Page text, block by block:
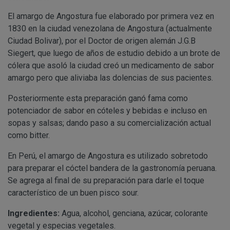
El amargo de Angostura fue elaborado por primera vez en
1830 en la ciudad venezolana de Angostura (actualmente
Ciudad Bolivar), por el Doctor de origen alemán J.G.B
Siegert, que luego de años de estudio debido a un brote de
cólera que asoló la ciudad creó un medicamento de sabor
amargo pero que aliviaba las dolencias de sus pacientes.
Posteriormente esta preparación ganó fama como
potenciador de sabor en cóteles y bebidas e incluso en
sopas y salsas; dando paso a su comercialización actual
como bitter.
En Perú, el amargo de Angostura es utilizado sobretodo
para preparar el cóctel bandera de la gastronomía peruana.
Se agrega al final de su preparación para darle el toque
característico de un buen pisco sour.
Ingredientes: Agua, alcohol, genciana, azúcar, colorante
vegetal y especias vegetales.
COMUNICACIONES
Tfno: 977 270399 - HORARIOS: Lunes - Viernes:
Sábado: Mañana 10,00 a 14,00h. Tarde 17,00 a
Email: info@perustocks.es.
encuentra la tienda presencial..
adicional:
final de este documento.
Información adicional ¿Quién
detallamos a continuación:
Tfno: 977 270399 - HORARIOS: Lunes -
Sábado: Mañana 10,00 a 14,00h. Tarde 17,00 a
Email: info@perustocks.es.
Dirección postal: Carrer del Vent, 25 Local 1,
Todas las notificaciones y comunicaciones entre los
eficaces, a todos los efectos, cuando se realicen a
anteriormente.
PRODUCTOS
Los productos ofertados, junto con las
en pantalla.
MODIFICACION O ANULACION DEL PEDIDO
DESISTIMIENTO DE LA COMPRA
Productos que puedan deteriorarse o caducar
Suministro de productos que tengan un término de